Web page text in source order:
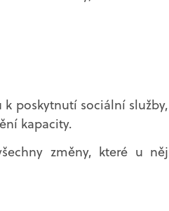
poskytnutí sociální služby,
kapacity.
změny, které u něj